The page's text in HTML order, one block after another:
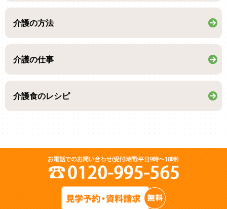
介護の方法
介護の仕事
介護食のレシピ